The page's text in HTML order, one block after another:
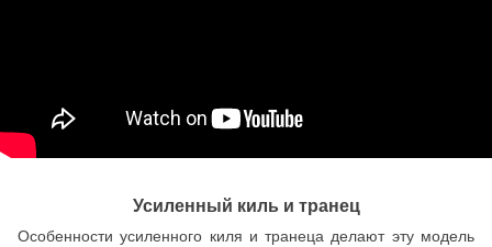
Усиленный киль и транец
Особенности усиленного киля и транеца делают эту модель